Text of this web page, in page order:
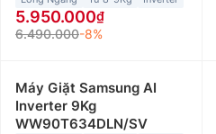
5.950.000
6.490.000-8%
Máy Giặt Samsung AI
Inverter 9Kg
WW90T634DLN/SV